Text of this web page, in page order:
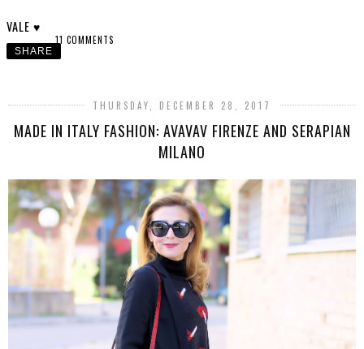
VALE ♥
11 COMMENTS
SHARE
THURSDAY, DECEMBER 28, 2017
MADE IN ITALY FASHION: AVAVAV FIRENZE AND SERAPIAN
MILANO